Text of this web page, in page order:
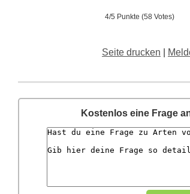
4/5 Punkte (58 Votes)
Seite drucken
Kostenlos eine Frage